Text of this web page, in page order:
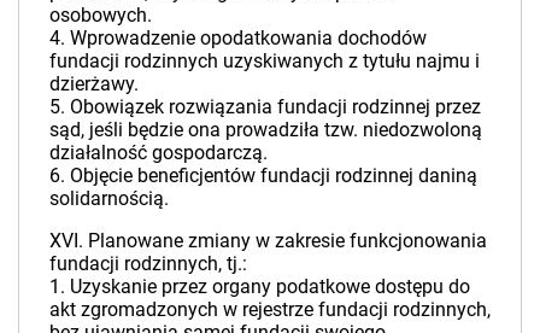
osobowych.
4. Wprowadzenie opodatkowania dochodów
fundacji rodzinnych uzyskiwanych z tytułu najmu i
dzierżawy.
5. Obowiązek rozwiązania fundacji rodzinnej przez
sąd, jeśli będzie ona prowadziła tzw. niedozwoloną
działalność gospodarczą.
6. Objęcie beneficjentów fundacji rodzinnej daniną
solidarnością.
XVI. Planowane zmiany w zakresie funkcjonowania
fundacji rodzinnych, tj.:
1. Uzyskanie przez organy podatkowe dostępu do
akt zgromadzonych w rejestrze fundacji rodzinnych,